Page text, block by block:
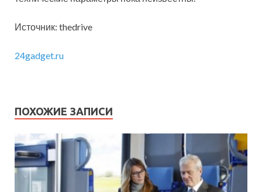
Источник: thedrive
24gadget.ru
ПОХОЖИЕ ЗАПИСИ